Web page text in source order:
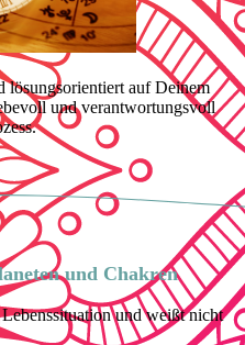
lösungsorientiert auf Deinem
und verantwortungsvoll
und Chakren
und weißt nicht